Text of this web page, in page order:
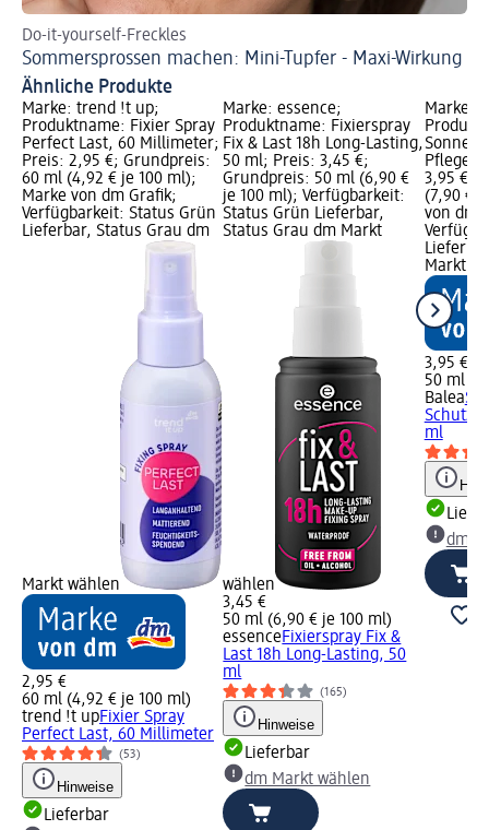
Do-it-yourself-Freckles
Sommersprossen machen: Mini-Tupfer - Maxi-Wirkung
Ähnliche Produkte
Marke: trend !t up;
Produktname: Fixier Spray
Perfect Last, 60 Millimeter;
Preis: 2,95 €; Grundpreis:
60 ml (4,92 € je 100 ml);
Marke von dm Grafik;
Verfügbarkeit: Status Grün
Lieferbar, Status Grau dm
Markt wählen
2,95 €
60 ml (4,92 € je 100 ml)
trend !t upFixier Spray
Perfect Last, 60 Millimeter
(53)
Hinweise
Lieferbar
Marke: essence;
Produktname: Fixierspray
Fix & Last 18h Long-Lasting,
50 ml; Preis: 3,45 €;
Grundpreis: 50 ml (6,90 €
je 100 ml); Verfügbarkeit:
Status Grün Lieferbar,
Status Grau dm Markt
wählen
3,45 €
50 ml (6,90 € je 100 ml)
essenceFixierspray Fix &
Last 18h Long-Lasting, 50
ml
(165)
Hinweise
Lieferbar
dm Markt wählen
Marke:
Pflege
3,95 €;
(7,90 €
von dm
Markt
3,95 €
50 ml
Balea
Schutz
ml
dm